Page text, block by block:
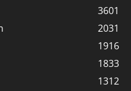
3601
2031
1916
1833
1312